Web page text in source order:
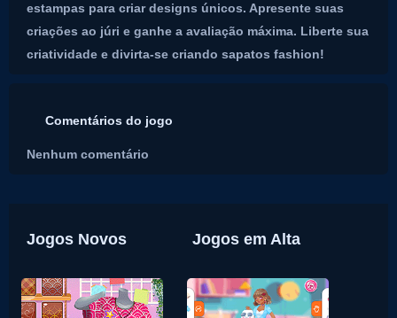
estampas para criar designs únicos. Apresente suas
criações ao júri e ganhe a avaliação máxima. Liberte sua
criatividade e divirta-se criando sapatos fashion!
Comentários do jogo
Nenhum comentário
Jogos Novos Jogos em Alta